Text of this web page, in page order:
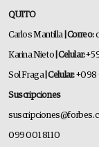
QUITO
Carlos Mantilla | Correo:
Karina Nieto | Celular:
Sol Fraga| Celular:+098
Suscripciones
099 001 8110